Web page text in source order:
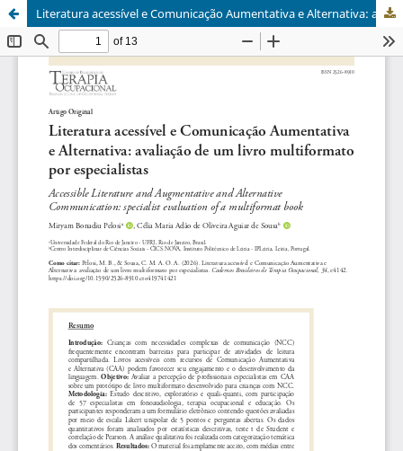
Literatura acessível e Comunicação Aumentativa e Alternativa: avaliação de um livro multiformato por especialistas